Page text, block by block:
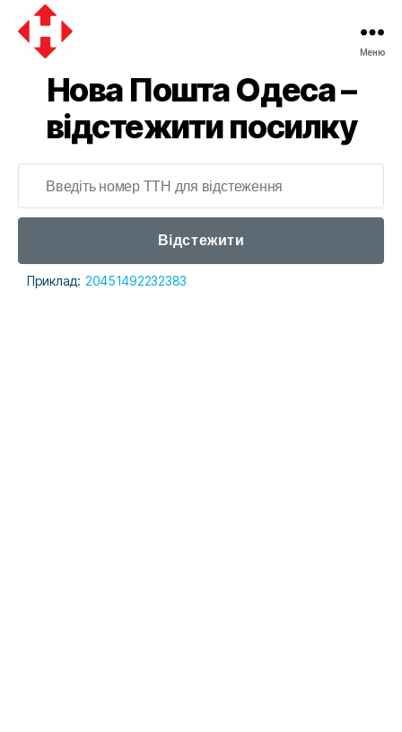
Меню
Нова Пошта Одеса –
відстежити посилку
Відстежити
Приклад: 20451492232383